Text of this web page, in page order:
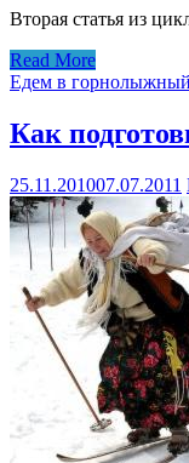
Вторая статья из
Read More
Едем в
Как
25.11.201007.07.2011